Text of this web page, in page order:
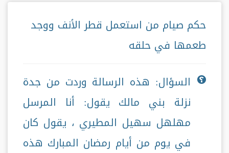
حكم صيام من استعمل قطر الأنف ووجد
طعمها في حلقه
السؤال: هذه الرسالة وردت من جدة
نزلة بني مالك يقول: أنا المرسل
مهلهل سهيل المطيري ، يقول كان
في يوم من أيام رمضان المبارك هذه